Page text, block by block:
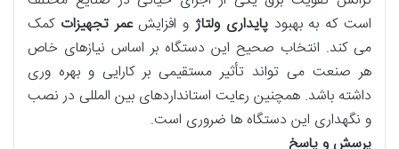
است که به بهبودپایداری ولتاژو افزایشعمر تجهیزات کمک
می کند. انتخاب صحیح این دستگاه بر اساس نیازهای خاص
هر صنعت می تواند تأثیر مستقیمی بر کارایی و بهره وری
داشته باشد. همچنین رعایت استانداردهای بین المللی در نصب
و نگهداری این دستگاه ها ضروری است.